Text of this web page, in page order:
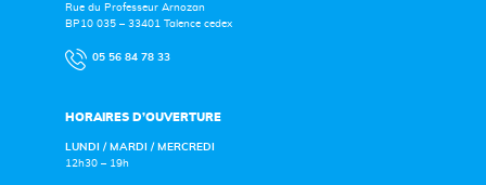
Rue du Professeur Arnozan
BP10 035 – 33401 Talence cedex
05 56 84 78 33
HORAIRES D’OUVERTURE
LUNDI / MARDI / MERCREDI
12h30 – 19h